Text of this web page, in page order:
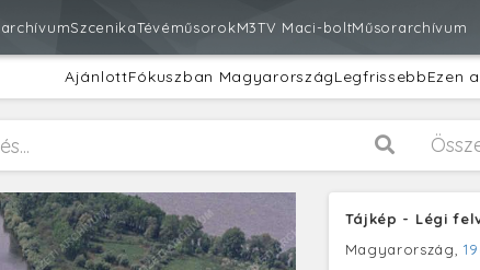
SzcenikaTévéműsorokM3TV Maci-boltMűsorarchívum
AjánlottFókuszban MagyarországLegfrissebbEzen
Tájkép - Légi
Magyarország,